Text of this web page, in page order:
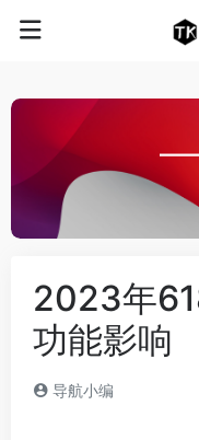
2023年
功能影响
导航小编